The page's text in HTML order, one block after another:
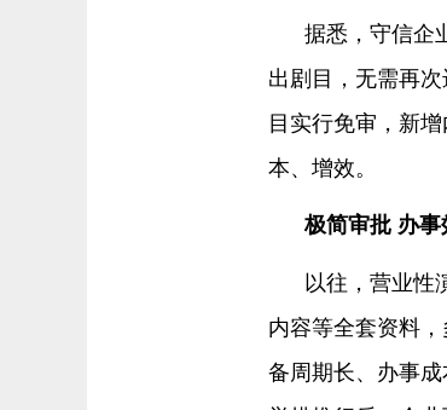
据悉，守信企
出剧目，无需再
目实行免审，新
本、增效。
极简审批 办
以往，营业性
内容等全套资料
备周期长、办事